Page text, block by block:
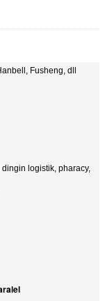
Fusheng, dll
logistik, pharacy,